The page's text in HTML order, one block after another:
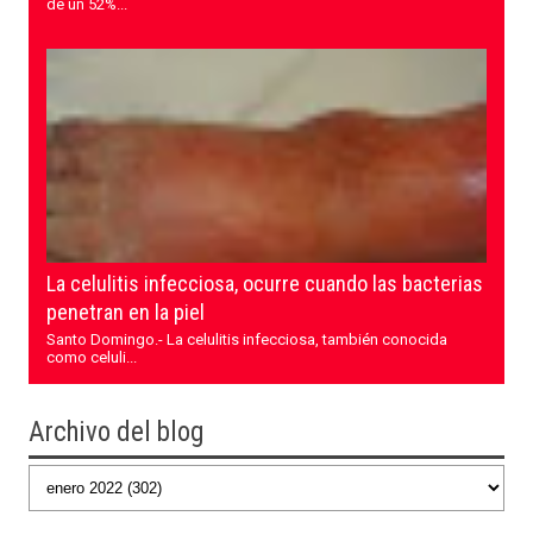
de un 52%...
La celulitis infecciosa, ocurre cuando las bacterias
penetran en la piel
Santo Domingo.- La celulitis infecciosa, también conocida
como celuli...
Archivo del blog